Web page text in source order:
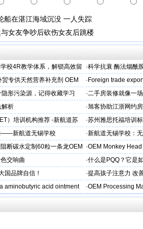
船在湛江海域沉没 一人失踪
女友争吵后砍伤女友后跳楼
校4R教学体系，解锁高效留
·科学抗衰 酶法烟酰
M/ODM定制
专供天然营养补充剂 OEM
· Foreign trade
形污染源，记得收藏学习 ·二手房装修就像一
糟心！看完这篇再开
解析 ·旭客协助江浙网约
标杆
）培训机构推荐 -新航道苏
·苏州雅思托福培训
率领先
——新航道无锡学校 ·新航道无锡学校：
断碳水定制60粒一条龙OEM
·OEM Monkey
aps
交响曲 ·什么是PQQ？它是
国品牌自信！ ·提高孩子注意力 改
aminobutyric acid ointment ·OEM Processing